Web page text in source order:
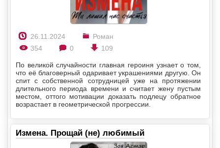
26.11.2024
Роман
354
0 109
По великой случайности главная героиня узнает о том,
что её благоверный одаривает украшениями другую. Он
спит с собственной сотрудницей уже на протяжении
длительного периода времени и считает жену пустым
местом, оттого мотивации доказать подлецу обратное
возрастает в геометрической прогрессии.
Измена. Прощай (не) любимый